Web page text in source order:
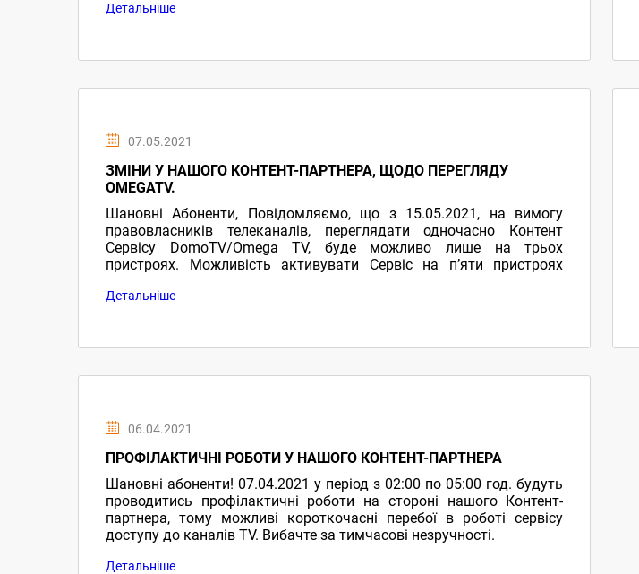
Детальніше
07.05.2021
ЗМІНИ У НАШОГО КОНТЕНТ-ПАРТНЕРА, ЩОДО ПЕРЕГЛЯДУ
OMEGATV.
Шановні Абоненти, Повідомляємо, що з 15.05.2021, на вимогу
правовласників телеканалів, переглядати одночасно Контент
Сервісу DomoTV/Omega TV, буде можливо лише на трьох
пристроях. Можливість активувати Сервіс на п’яти пристроях
вагомих незручностей у користуванні Сервісом. Приємного
Детальніше
06.04.2021
ПРОФIЛАКТИЧНI РОБОТИ У НАШОГО КОНТЕНТ-ПАРТНЕРА
Шановні абоненти! 07.04.2021 у період з 02:00 по 05:00 год. будуть
проводитись профілактичні роботи на стороні нашого Контент-
партнера, тому можливі короткочасні перебої в роботі сервісу
доступу до каналів TV. Вибачте за тимчасові незручності.
Детальніше